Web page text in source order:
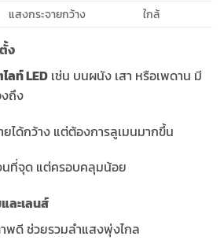
แสงกระจายกว้าง ใกล้
ง
ลท์ LED เช่น บนผนัง เสา หรือเพดาน มี
ถึง
ได้กว้าง แต่ต้องการลูเมนมากขึ้น
นที่จุด แต่ครอบคลุมน้อย
ละเลนส์
ดี ช่วยรวมลำแสงพุ่งไกล